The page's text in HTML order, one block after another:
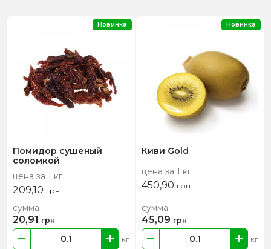
Помидор сушеный
соломкой
цена за 1 кг
209,10 грн
кг
сумма
20,91 грн
Новинка
Киви Gold
цена за 1 кг
450,90 грн
кг
сумма
45,09 грн
Новинка